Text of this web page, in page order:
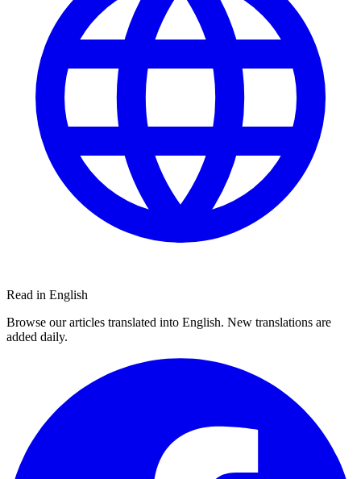
Read in English
Browse our articles translated into English. New translations are
added daily.